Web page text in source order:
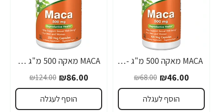
MACA מאקה 500 מ"ג - 100 כמוסות - מבית NOW FOODS
₪46.00
₪68.00
הוסף לעגלה
MACA מאקה 500 מ"ג 250 כמוסות - מבית NOW FOODS
₪86.00
₪124.00
הוסף לעגלה